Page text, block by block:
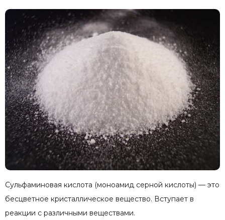
Сульфаминовая кислота (моноамид серной кислоты) — это
бесцветное кристаллическое вещество. Вступает в
реакции с различными веществами.